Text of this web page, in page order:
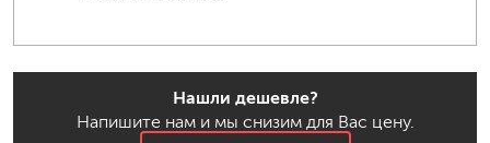
Нашли дешевле?
Напишите нам и мы снизим для Вас цену.